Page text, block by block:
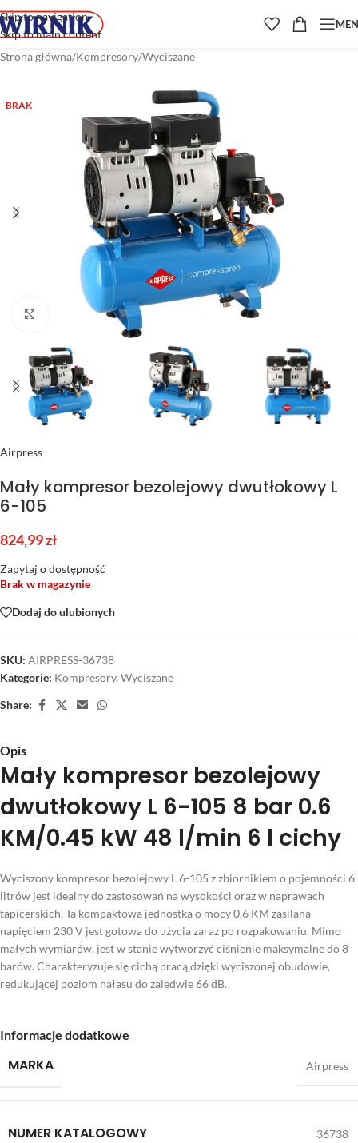
Skip to navigation
Skip to main content
Strona główna/Kompresory/Wyciszane
BRAK
Kliknij aby powiększyć
Airpress
Mały kompresor bezolejowy dwutłokowy L
6-105
824,99zł
Zapytaj o dostępność
Brak w magazynie
Dodaj do ulubionych
SKU: AIRPRESS-36738
Kategorie: Kompresory, Wyciszane
Share:
Opis
Mały kompresor bezolejowy
dwutłokowy L 6-105 8 bar 0.6
KM/0.45 kW 48 l/min 6 l cichy
Wyciszony kompresor bezolejowy L 6-105 z zbiornikiem o pojemności 6
litrów jest idealny do zastosowań na wysokości oraz w naprawach
tapicerskich. Ta kompaktowa jednostka o mocy 0,6 KM zasilana
napięciem 230 V jest gotowa do użycia zaraz po rozpakowaniu. Mimo
małych wymiarów, jest w stanie wytworzyć ciśnienie maksymalne do 8
barów. Charakteryzuje się cichą pracą dzięki wyciszonej obudowie,
redukującej poziom hałasu do zaledwie 66 dB.
Informacje dodatkowe
MARKA Airpress
NUMER KATALOGOWY 36738